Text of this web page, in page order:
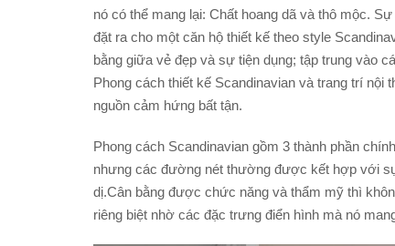
nó có thể mang lại: Chất hoang dã và thô mộc.
đặt ra cho một căn hộ thiết kế theo style
bằng giữa vẻ đẹp và sự tiện dụng; tập trung vào
Phong cách thiết kế Scandinavian và trang trí nội
nguồn cảm hứng bất tận.
Phong cách Scandinavian gồm 3 thành phần
nhưng các đường nét thường được kết hợp với
dị.Cân bằng được chức năng và thẩm mỹ thì
riêng biệt nhờ các đặc trưng điển hình mà nó